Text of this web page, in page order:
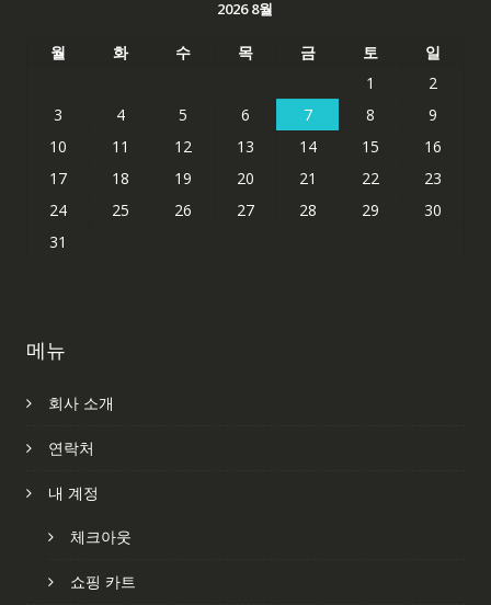
2026 8월
월 화 수 목 금 토
일
1
2
3
4 5 6 7 8
9
10
11 12 13 14 15
16
17
18 19 20 21 22
23
24
25 26 27 28 29
30
31
메뉴
회사 소개
연락처
내 계정
체크아웃
쇼핑 카트